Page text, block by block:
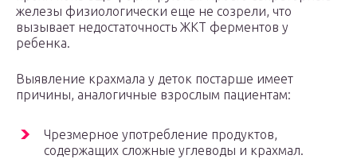
железы физиологически еще не созрели, что
вызывает недостаточность ЖКТ ферментов у
ребенка.
Выявление крахмала у деток постарше имеет
причины, аналогичные взрослым пациентам:
Чрезмерное употребление продуктов,
содержащих сложные углеводы и крахмал.